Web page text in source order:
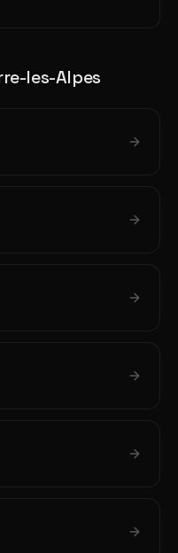
les-Alpes